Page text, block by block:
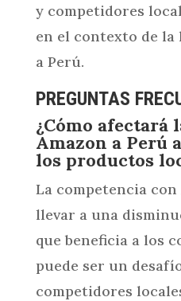
y competidores
en el contexto de la
a Perú.
PREGUNTAS
¿Cómo afectará
Amazon a Perú
los productos
La competencia con
llevar a una
que beneficia a los
puede ser un
competidores